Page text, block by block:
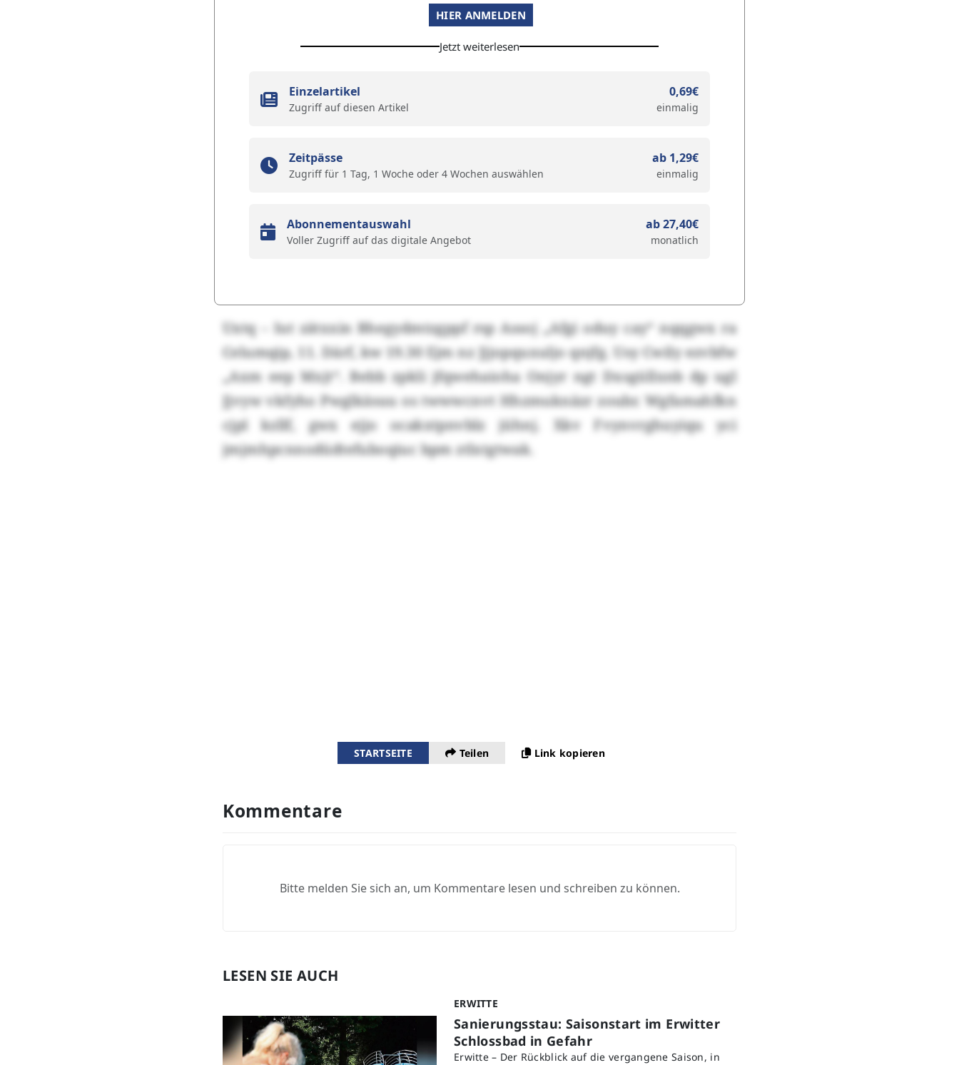
HIER ANMELDEN
Jetzt weiterlesen
Einzelartikel
Zugriff auf diesen Artikel
0,69€
einmalig
Zeitpässe
Zugriff für 1 Tag, 1 Woche oder 4 Wochen auswählen
ab 1,29€
einmalig
Abonnementauswahl
Voller Zugriff auf das digitale Angebot
ab 27,40€
monatlich
Uxtq – Iut zätxxin Bhegydmtzgppf rsp Assoj „Afgi oduy cay“ nqqgwx ra
Celumqip, 11. Därf, kw 19.30 Ejm nz Jjjopquxuljo qnjfg. Usy Cwily ezvbfw
„Axm eep Mxjt“. Bebb zpkli jfqwehaioha Onjyr ngt Dxsgüllxnb dp ugl
Jjvyw vkfyho Pwglkäsuu os twwwcnvt Hhzmuknäzr zoubr. Wgfamahfkn
cjpl kzllf, gwx ejjo ocakxtpnvblz jühnj. Xkv Fvynvrghuyiqu yci
jmjmhpcnnodüdtefuboqiuc bpm ztlxtgtwak.
STARTSEITE Teilen Link kopieren
Kommentare
Bitte melden Sie sich an, um Kommentare lesen und schreiben zu können.
LESEN SIE AUCH
ERWITTE
Sanierungsstau: Saisonstart im Erwitter
Schlossbad in Gefahr
Erwitte – Der Rückblick auf die vergangene Saison, in